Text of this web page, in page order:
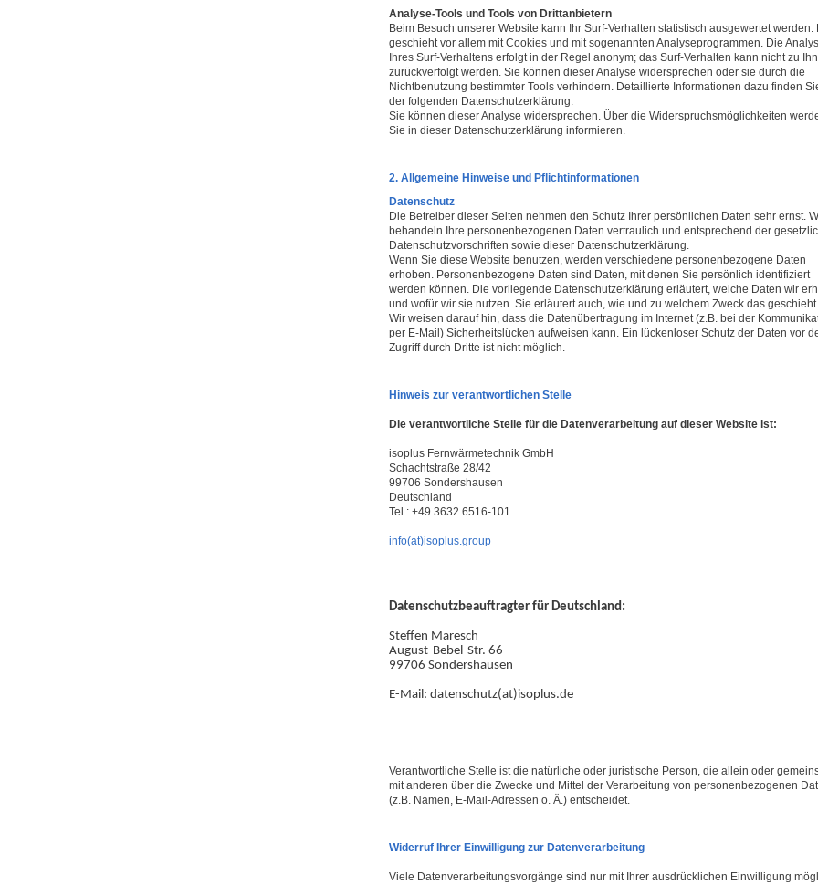
Analyse-Tools und Tools von Drittanbietern
Beim Besuch unserer Website kann Ihr Surf-Verhalten statistisch ausgewertet werden.
geschieht vor allem mit Cookies und mit sogenannten Analyseprogrammen. Die
Ihres Surf-Verhaltens erfolgt in der Regel anonym; das Surf-Verhalten kann nicht zu
zurückverfolgt werden. Sie können dieser Analyse widersprechen oder sie durch die
Nichtbenutzung bestimmter Tools verhindern. Detaillierte Informationen dazu finden
der folgenden Datenschutzerklärung.
Sie können dieser Analyse widersprechen. Über die Widerspruchsmöglichkeiten
Sie in dieser Datenschutzerklärung informieren.
2. Allgemeine Hinweise und Pflichtinformationen
Datenschutz
Die Betreiber dieser Seiten nehmen den Schutz Ihrer persönlichen Daten sehr ernst.
behandeln Ihre personenbezogenen Daten vertraulich und entsprechend der
Datenschutzvorschriften sowie dieser Datenschutzerklärung.
Wenn Sie diese Website benutzen, werden verschiedene personenbezogene Daten
erhoben. Personenbezogene Daten sind Daten, mit denen Sie persönlich identifiziert
werden können. Die vorliegende Datenschutzerklärung erläutert, welche Daten wir
und wofür wir sie nutzen. Sie erläutert auch, wie und zu welchem Zweck das geschieht.
Wir weisen darauf hin, dass die Datenübertragung im Internet (z.B. bei der
per E-Mail) Sicherheitslücken aufweisen kann. Ein lückenloser Schutz der Daten vor
Zugriff durch Dritte ist nicht möglich.
Hinweis zur verantwortlichen Stelle
Die verantwortliche Stelle für die Datenverarbeitung auf dieser Website ist:
isoplus Fernwärmetechnik GmbH
Schachtstraße 28/42
99706 Sondershausen
Deutschland
Tel.: +49 3632 6516-101
info(at)isoplus.group
Datenschutzbeauftragter für Deutschland:
Steffen Maresch
August-Bebel-Str. 66
99706 Sondershausen
E-Mail: datenschutz(at)isoplus.de
Verantwortliche Stelle ist die natürliche oder juristische Person, die allein oder
mit anderen über die Zwecke und Mittel der Verarbeitung von personenbezogenen
(z.B. Namen, E-Mail-Adressen o. Ä.) entscheidet.
Widerruf Ihrer Einwilligung zur Datenverarbeitung
Viele Datenverarbeitungsvorgänge sind nur mit Ihrer ausdrücklichen Einwilligung